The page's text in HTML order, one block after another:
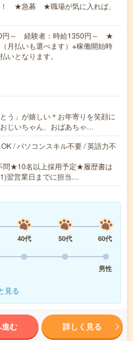
！ ★急募 ★職場が気に入れば、
円～ 経験者：時給1350円～ ★
月払いも選べます）※稼働開始時
いとなります。
う」が嬉しい＊お年寄りを笑顔に
じいちゃん、おばあちゃ…
/ パソコンスキル不要 / 英語力不
問★10名以上採用予定★履歴書は
翌営業日までに担当…
40代 50代
60代
男性
見る
む 詳しく見る